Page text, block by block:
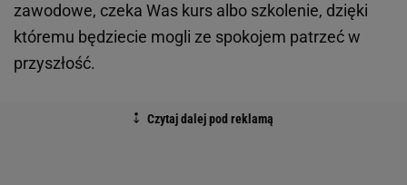
zawodowe, czeka Was kurs albo szkolenie, dzięki
któremu będziecie mogli ze spokojem patrzeć w
przyszłość.